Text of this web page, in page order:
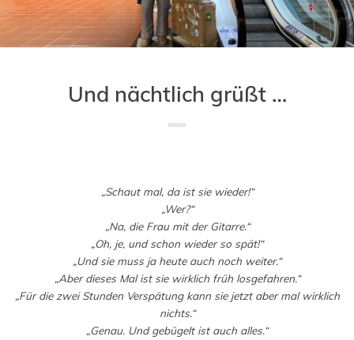
Und nächtlich grüßt …
„Schaut mal, da ist sie wieder!“
„Wer?“
„Na, die Frau mit der Gitarre.“
„Oh, je, und schon wieder so spät!“
„Und sie muss ja heute auch noch weiter.“
„Aber dieses Mal ist sie wirklich früh losgefahren.“
„Für die zwei Stunden Verspätung kann sie jetzt aber mal wirklich
nichts.“
„Genau. Und gebügelt ist auch alles.“